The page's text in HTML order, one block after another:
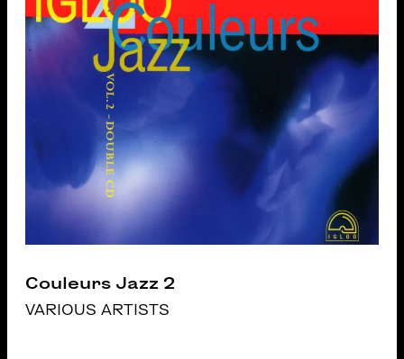
Couleurs Jazz 2
VARIOUS ARTISTS